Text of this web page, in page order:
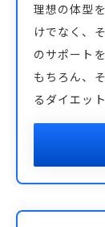
理想の体型
けでなく、
のサポート
もちろん、
るダイエッ